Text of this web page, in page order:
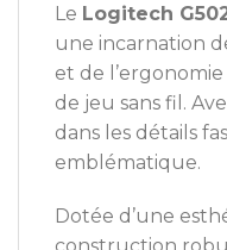
Le Logitech
une incarnation
et de
de jeu sans fil.
dans les détails
emblématique.
Dotée d’une